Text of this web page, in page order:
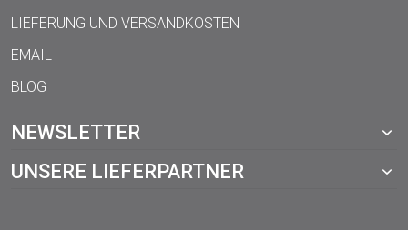
LIEFERUNG UND VERSANDKOSTEN
EMAIL
BLOG
NEWSLETTER
UNSERE LIEFERPARTNER